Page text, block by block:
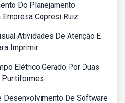
Do Planejamento
Empresa Copresi Ruiz
Atividades De Atenção E
Imprimir
Elétrico Gerado Por Duas
Puntiformes
Desenvolvimento De Software